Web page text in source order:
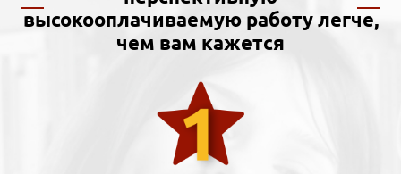
высокооплачиваемую работу легче,
чем вам кажется